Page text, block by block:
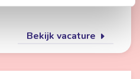
Bekijk vacature